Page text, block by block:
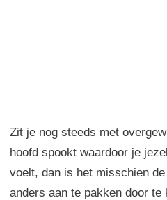
Zit je nog steeds met
hoofd spookt waardoor je
voelt, dan is het misschien
anders aan te pakken door te